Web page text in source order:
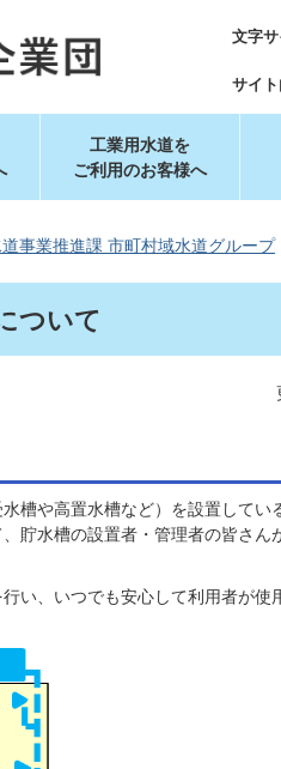
文字
サイ
工業用水道を
ご利用のお客様へ
事業推進課 市町村域水道グループ
ついて
槽や高置水槽など）を設置してい
貯水槽の設置者・管理者の皆さん
い、いつでも安心して利用者が使